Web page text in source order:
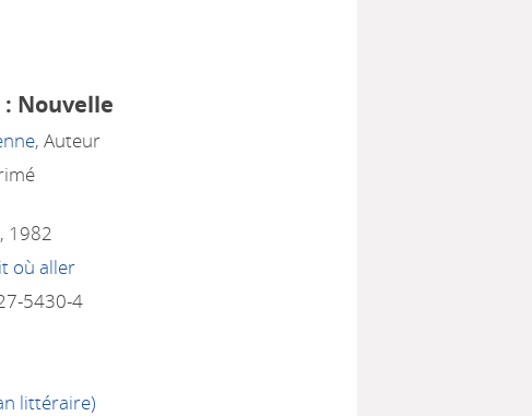
Nouvelle
, Auteur
, 1982
où aller
5430-4
littéraire)